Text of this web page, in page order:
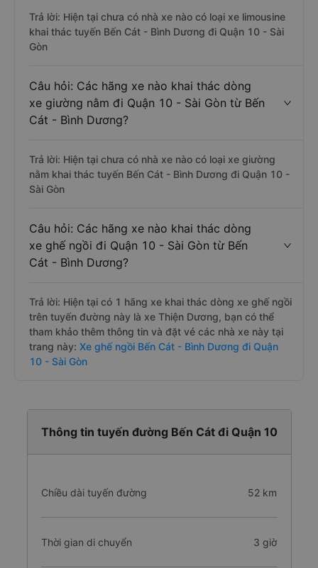
Trả lời: Hiện tại chưa có nhà xe nào có loại xe limousine
khai thác tuyến Bến Cát - Bình Dương đi Quận 10 - Sài
Gòn
Câu hỏi: Các hãng xe nào khai thác dòng
xe giường nằm đi Quận 10 - Sài Gòn từ Bến
Cát - Bình Dương?
Trả lời: Hiện tại chưa có nhà xe nào có loại xe giường
nằm khai thác tuyến Bến Cát - Bình Dương đi Quận 10 -
Sài Gòn
Câu hỏi: Các hãng xe nào khai thác dòng
xe ghế ngồi đi Quận 10 - Sài Gòn từ Bến
Cát - Bình Dương?
Trả lời: Hiện tại có 1 hãng xe khai thác dòng xe ghế ngồi
trên tuyến đường này là xe Thiện Dương, bạn có thể
tham khảo thêm thông tin và đặt vé các nhà xe này tại
trang này: Xe ghế ngồi Bến Cát - Bình Dương đi Quận
10 - Sài Gòn
Thông tin tuyến đường Bến Cát đi Quận 10
Chiều dài tuyến đường 52 km
Thời gian di chuyển 3 giờ